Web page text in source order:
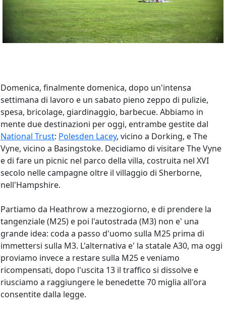
Domenica, finalmente domenica, dopo un'intensa
settimana di lavoro e un sabato pieno zeppo di pulizie,
spesa, bricolage, giardinaggio, barbecue. Abbiamo in
mente due destinazioni per oggi, entrambe gestite dal
National Trust: Polesden Lacey, vicino a Dorking, e The
Vyne, vicino a Basingstoke. Decidiamo di visitare The Vyne
e di fare un picnic nel parco della villa, costruita nel XVI
secolo nelle campagne oltre il villaggio di Sherborne,
nell'Hampshire.
Partiamo da Heathrow a mezzogiorno, e di prendere la
tangenziale (M25) e poi l'autostrada (M3) non e' una
grande idea: coda a passo d'uomo sulla M25 prima di
immettersi sulla M3. L'alternativa e' la statale A30, ma oggi
proviamo invece a restare sulla M25 e veniamo
ricompensati, dopo l'uscita 13 il traffico si dissolve e
riusciamo a raggiungere le benedette 70 miglia all'ora
consentite dalla legge.